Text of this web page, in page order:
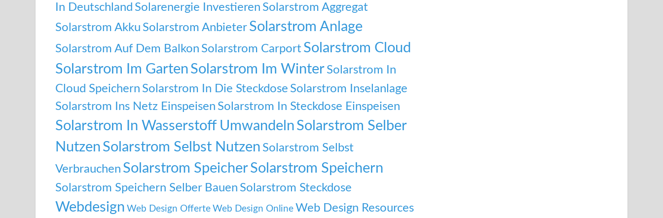
In Deutschland Solarenergie Investieren Solarstrom Aggregat
Solarstrom Akku Solarstrom Anbieter Solarstrom Anlage
Solarstrom Auf Dem Balkon Solarstrom Carport Solarstrom Cloud
Solarstrom Im Garten Solarstrom Im Winter Solarstrom In
Cloud Speichern Solarstrom In Die Steckdose Solarstrom Inselanlage
Solarstrom Ins Netz Einspeisen Solarstrom In Steckdose Einspeisen
Solarstrom In Wasserstoff Umwandeln Solarstrom Selber
Nutzen Solarstrom Selbst Nutzen Solarstrom Selbst
Verbrauchen Solarstrom SpeicherSolarstrom Speichern
Solarstrom Speichern Selber Bauen Solarstrom Steckdose
Webdesign Web Design Offerte Web Design Online Web Design Resources